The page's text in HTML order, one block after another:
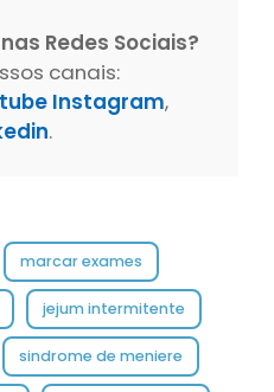
Redes Sociais?
canais:
Instagram,
.
marcar exames
jejum intermitente
sindrome de meniere